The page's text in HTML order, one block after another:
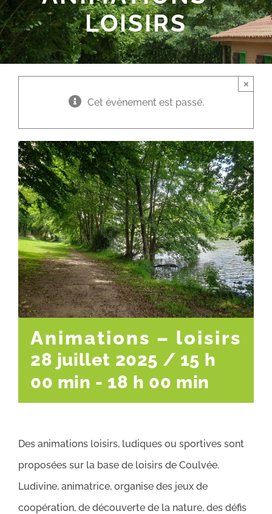
LOISIRS
Cet évènement est passé.
×
Animations – loisirs
28 juillet 2025 / 15 h
00 min - 18 h 00 min
Des animations loisirs, ludiques ou sportives sont
proposées sur la base de loisirs de Coulvée.
Ludivine, animatrice, organise des jeux de
coopération, de découverte de la nature, des défis